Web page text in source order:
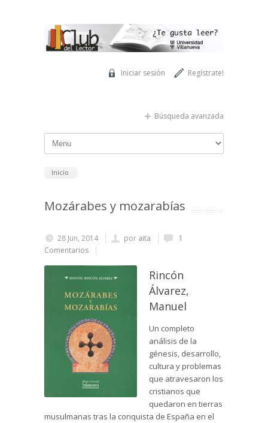
Regístrate!
Iniciar sesión
Búsqueda avanzada
Inicio
Mozárabes y mozarabías
28 Jun, 2014 por aita
1
Comentarios
Rincón
Álvarez,
Manuel
Un completo
análisis de la
génesis, desarrollo,
cultura y problemas
que atravesaron los
cristianos que
quedaron en tierras
musulmanas tras la conquista de España en el